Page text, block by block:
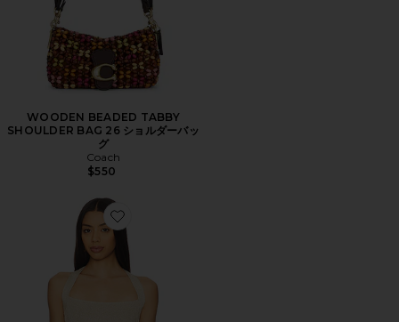
WOODEN BEADED TABBY
SHOULDER BAG 26 ショルダーバッ
グ
Coach
$550
Favorite PALISADES トップ